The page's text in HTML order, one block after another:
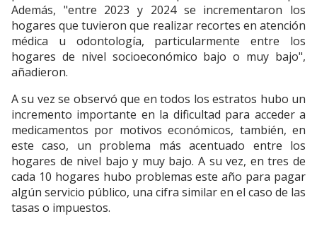
Además, "entre 2023 y 2024 se incrementaron los
hogares que tuvieron que realizar recortes en atención
médica u odontología, particularmente entre los
hogares de nivel socioeconómico bajo o muy bajo",
añadieron.
A su vez se observó que en todos los estratos hubo un
incremento importante en la dificultad para acceder a
medicamentos por motivos económicos, también, en
este caso, un problema más acentuado entre los
hogares de nivel bajo y muy bajo. A su vez, en tres de
cada 10 hogares hubo problemas este año para pagar
algún servicio público, una cifra similar en el caso de las
tasas o impuestos.